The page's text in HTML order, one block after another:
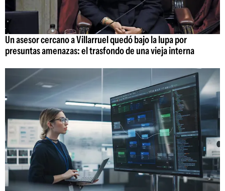
Un asesor cercano a Villarruel quedó bajo la lupa por
presuntas amenazas: el trasfondo de una vieja interna